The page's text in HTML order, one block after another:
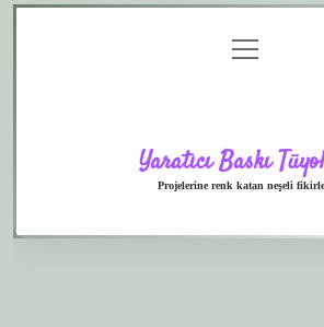
menüyü
aç
Yaratıcı Baskı
Projelerine renk katan neşeli